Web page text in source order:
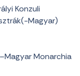
Konzuli
Magyar)
Monarchia